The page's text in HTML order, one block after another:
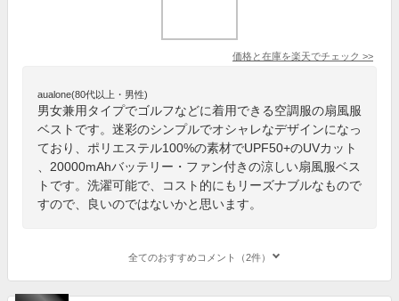
価格と在庫を楽天でチェック >>
aualone(80代以上・男性)
男女兼用タイプでゴルフなどに着用できる空調服の扇風服
ベストです。迷彩のシンプルでオシャレなデザインになっ
ており、ポリエステル100%の素材でUPF50+のUVカット
、20000mAhバッテリー・ファン付きの涼しい扇風服ベス
トです。洗濯可能で、コスト的にもリーズナブルなもので
すので、良いのではないかと思います。
全てのおすすめコメント（2件）